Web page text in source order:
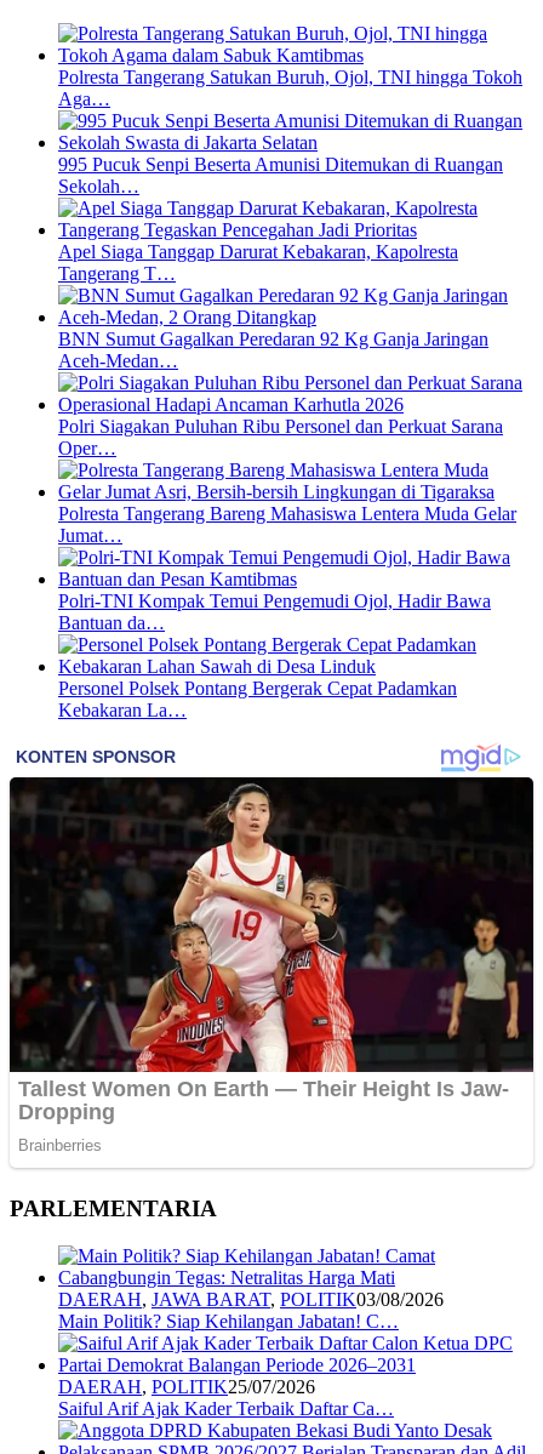
Polresta Tangerang Satukan Buruh, Ojol, TNI hingga Tokoh
Aga…
995 Pucuk Senpi Beserta Amunisi Ditemukan di Ruangan
Sekolah…
Apel Siaga Tanggap Darurat Kebakaran, Kapolresta
Tangerang T…
BNN Sumut Gagalkan Peredaran 92 Kg Ganja Jaringan
Aceh-Medan…
Polri Siagakan Puluhan Ribu Personel dan Perkuat Sarana
Oper…
Polresta Tangerang Bareng Mahasiswa Lentera Muda Gelar
Jumat…
Polri-TNI Kompak Temui Pengemudi Ojol, Hadir Bawa
Bantuan da…
Personel Polsek Pontang Bergerak Cepat Padamkan
Kebakaran La…
PARLEMENTARIA
DAERAH, JAWA BARAT, POLITIK03/08/2026
Main Politik? Siap Kehilangan Jabatan! C…
DAERAH, POLITIK25/07/2026
Saiful Arif Ajak Kader Terbaik Daftar Ca…